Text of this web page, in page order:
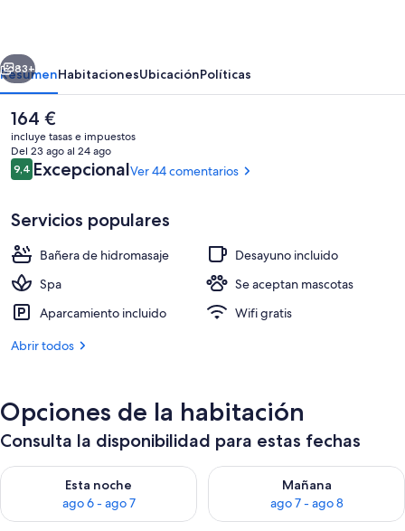
Salón en el vestíbulo
Siguiente
83+
ResumenHabitacionesUbicaciónPolíticas
El
precio
actual
es
de
164 €
incluye tasas e impuestos
Del 23 ago al 24 ago
Comentarios
9,49,4 de 10
ExcepcionalVer 44 comentarios
Servicios populares
Bañera de hidromasaje
Desayuno incluido
Spa
Se aceptan mascotas
Aparcamiento incluido
Wifi gratis
Abrir todos
Opciones de la habitación
Consulta la disponibilidad para estas fechas
Esta noche
ago 6 - ago 7
Consulta la disponibilidad para esta noche, ago 6 - ago 7
Mañana
ago 7 - ago 8
Consulta la disponibilidad